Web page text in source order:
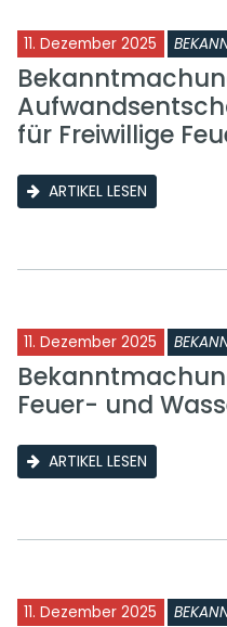
11. Dezember 2025
für Freiwillige
ARTIKEL LESEN
11. Dezember 2025
Feuer- und
ARTIKEL LESEN
11. Dezember 2025